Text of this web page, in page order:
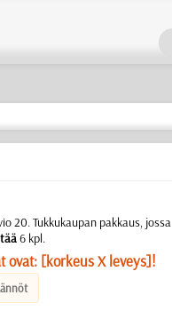
20. Tukkukaupan pakkaus, jossa
6 kpl.
ovat: [korkeus X leveys]!